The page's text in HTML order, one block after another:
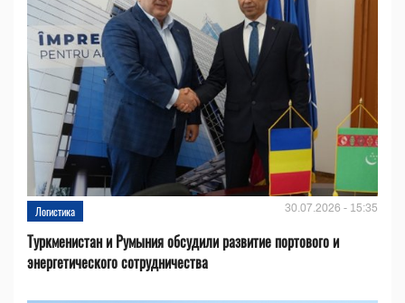
Логистика 30.07.2026 - 15:35
Туркменистан и Румыния обсудили развитие портового и
энергетического сотрудничества